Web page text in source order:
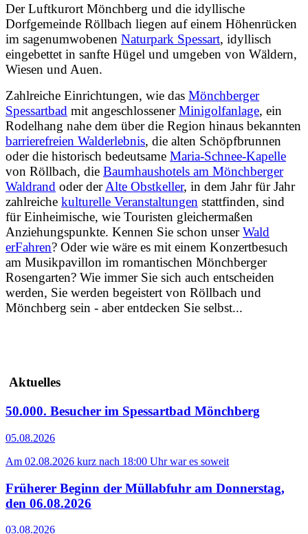
Der Luftkurort Mönchberg und die idyllische
Dorfgemeinde Röllbach liegen auf einem Höhenrücken
im sagenumwobenen Naturpark Spessart, idyllisch
eingebettet in sanfte Hügel und umgeben von Wäldern,
Wiesen und Auen.
Zahlreiche Einrichtungen, wie das Mönchberger
Spessartbad mit angeschlossenerMinigolfanlage, ein
Rodelhang nahe dem über die Region hinaus bekannten
barrierefreien Walderlebnis, die alten Schöpfbrunnen
oder die historisch bedeutsame Maria-Schnee-Kapelle
von Röllbach, die Baumhaushotels am Mönchberger
Waldrand oder derAlte Obstkeller, in dem Jahr für Jahr
zahlreiche kulturelle Veranstaltungen stattfinden, sind
für Einheimische, wie Touristen gleichermaßen
Anziehungspunkte. Kennen Sie schon unserWald
erFahren? Oder wie wäre es mit einem Konzertbesuch
am Musikpavillon im romantischen Mönchberger
Rosengarten? Wie immer Sie sich auch entscheiden
werden, Sie werden begeistert von Röllbach und
Mönchberg sein - aber entdecken Sie selbst...
Aktuelles
50.000. Besucher im Spessartbad Mönchberg
05.08.2026
Am 02.08.2026 kurz nach 18:00 Uhr war es soweit
Früherer Beginn der Müllabfuhr am Donnerstag,
den 06.08.2026
03.08.2026